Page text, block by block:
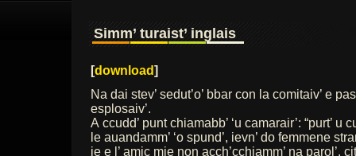
Simm’ turaist’ inglais
[download]
Na dai stev’ sedut’o’ bbar con la comitaiv’ e
esplosaiv’.
A ccudd’ punt chiamabb’ ‘u camarair’: “purt’ u
le auandamm’ ‘o spund’, ievn’ do femmene
je e l’ amic mie non acch’cchiamm’ na parol’,